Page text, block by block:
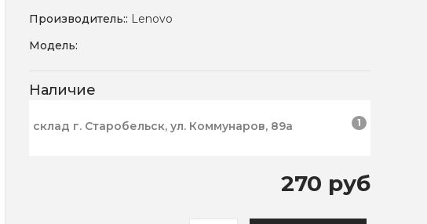
Производитель:: Lenovo
Модель:
Наличие
склад г. Старобельск, ул. Коммунаров, 89а 1
270 руб